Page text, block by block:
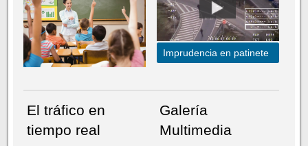
Imprudencia en patinete
El tráfico en
tiempo real
Galería
Multimedia